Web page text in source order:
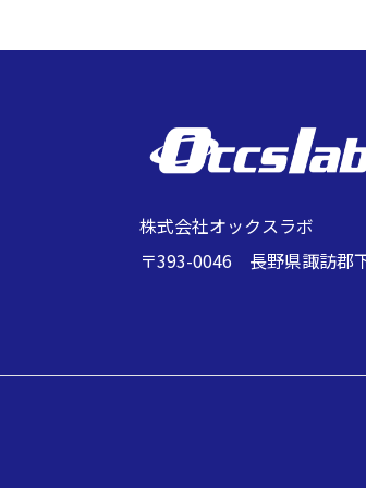
株式会社オックスラボ
〒393-0046 長野県諏訪郡